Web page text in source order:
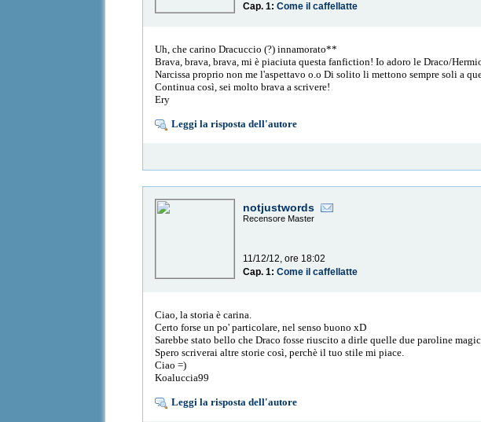
Cap. 1:Come il caffellatte
Uh, che carino Dracuccio (?) innamorato**
Brava, brava, brava, mi è piaciuta questa fanfiction! Io adoro le Draco/
Narcissa proprio non me l'aspettavo o.o Di solito li mettono sempre soli a
Continua così, sei molto brava a scrivere!
Ery
Leggi la risposta dell'autore
notjustwords
Recensore Master
11/12/12, ore 18:02
Cap. 1:Come il caffellatte
Ciao, la storia è carina.
Certo forse un po' particolare, nel senso buono xD
Sarebbe stato bello che Draco fosse riuscito a dirle quelle due paroline
Spero scriverai altre storie così, perchè il tuo stile mi piace.
Ciao =)
Koaluccia99
Leggi la risposta dell'autore